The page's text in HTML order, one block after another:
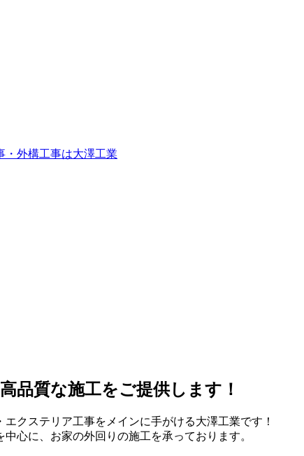
品質な施工をご提供します！
クステリア工事をメインに手がける大澤工業です！
心に、お家の外回りの施工を承っております。